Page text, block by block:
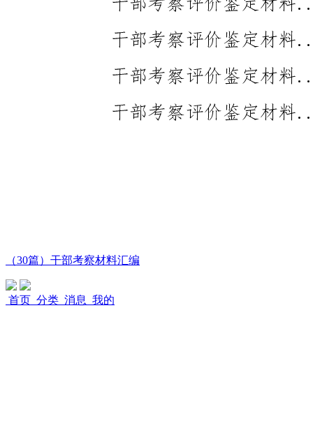
（30篇）干部考察材料汇编
首页 分类 消息 我的